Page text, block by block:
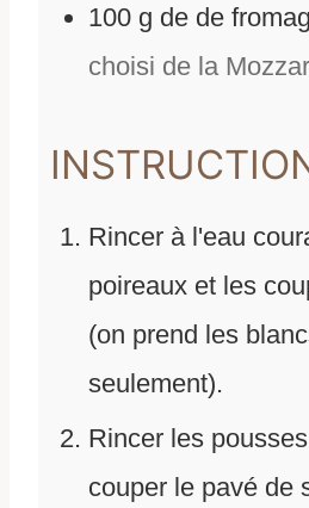
100 g de de
choisi de la
Rincer à l'eau
poireaux et les
(on prend les
seulement).
Rincer les
couper le pavé de